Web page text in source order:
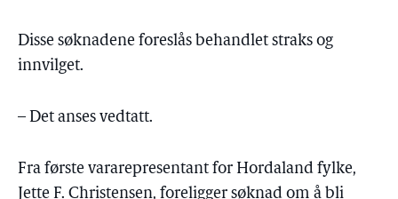
Disse søknadene foreslås behandlet straks og
innvilget.
– Det anses vedtatt.
Fra første vararepresentant for Hordaland fylke,
Jette F. Christensen, foreligger søknad om å bli